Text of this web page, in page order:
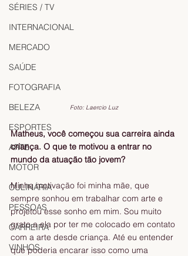
SÉRIES / TV
INTERNACIONAL
MERCADO
SAÚDE
FOTOGRAFIA
BELEZA
ESPORTES
ARTE
MOTOR
CULINÁRIA
PESSOAS
CARREIRA
VINHOS
Foto: Laercio Luz
Matheus, você começou sua carreira ainda
criança. O que te motivou a entrar no
mundo da atuação tão jovem?
Minha motivação foi minha mãe, que
sempre sonhou em trabalhar com arte e
projetou esse sonho em mim. Sou muito
grato a ela por ter me colocado em contato
com a arte desde criança. Até eu entender
que poderia encarar isso como uma